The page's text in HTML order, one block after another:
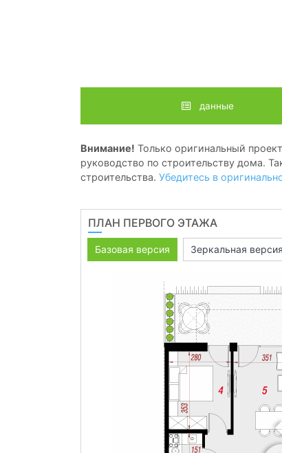
данные
Внимание! Только оригинальный
руководство по строительству дома.
строительства. Убедитесь в
ПЛАН ПЕРВОГО ЭТАЖА
Базовая версия Зеркальная версия